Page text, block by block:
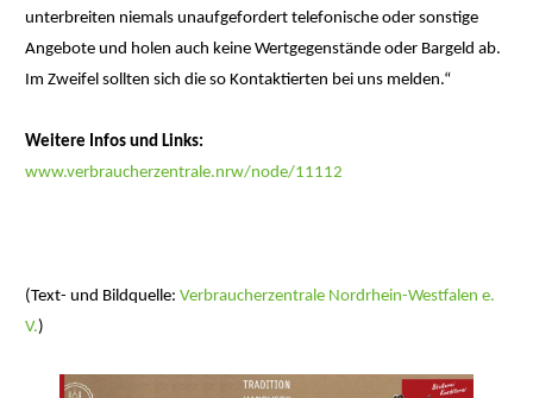
unterbreiten niemals unaufgefordert telefonische oder sonstige
Angebote und holen auch keine Wertgegenstände oder Bargeld ab.
Im Zweifel sollten sich die so Kontaktierten bei uns melden.“
Weitere Infos und Links:
www.verbraucherzentrale.nrw/node/11112
(Text- und Bildquelle:Verbraucherzentrale Nordrhein-Westfalen e.
V.)